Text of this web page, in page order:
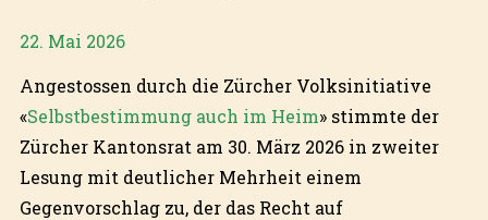
22. Mai 2026
Angestossen durch die Zürcher Volksinitiative
«Selbstbestimmung auch im Heim» stimmte der
Zürcher Kantonsrat am 30. März 2026 in zweiter
Lesung mit deutlicher Mehrheit einem
Gegenvorschlag zu, der das Recht auf